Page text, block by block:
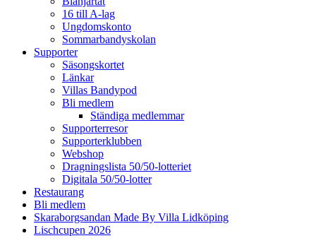
16 till A-lag
Ungdomskonto
Sommarbandyskolan
Supporter
Säsongskortet
Länkar
Villas Bandypod
Bli medlem
Ständiga medlemmar
Supporterresor
Supporterklubben
Webshop
Dragningslista 50/50-lotteriet
Digitala 50/50-lotter
Restaurang
Bli medlem
Skaraborgsandan Made By Villa Lidköping
Lischcupen 2026